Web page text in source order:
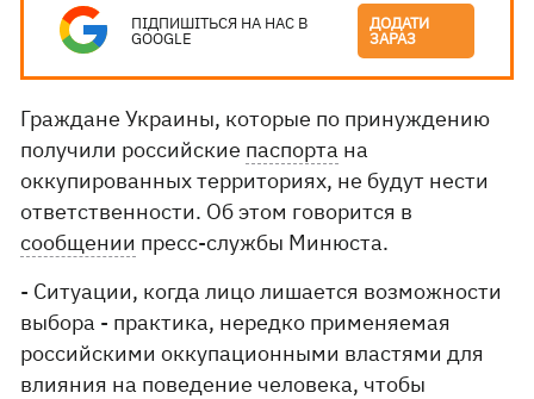
ПІДПИШІТЬСЯ НА НАС В
GOOGLE
ДОДАТИ
ЗАРАЗ
Граждане Украины, которые по принуждению
получили российские паспорта на
оккупированных территориях, не будут нести
ответственности. Об этом говорится в
сообщении пресс-службы Минюста.
- Ситуации, когда лицо лишается возможности
выбора - практика, нередко применяемая
российскими оккупационными властями для
влияния на поведение человека, чтобы